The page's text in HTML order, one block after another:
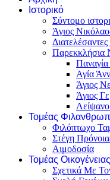
Ιστορικό
Σύντομο
Άγιος
Διατελέσαντες
Παρεκκλήσια
Παναγία
Αγία
Άγιος
Άγιος
Τομέας
Φιλόπτωχο
Στέγη
Αιμοδοσία
Τομέας Οικογένειας
Σχετικά Με